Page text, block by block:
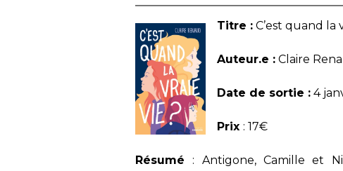
Titre : C’est quand la
Auteur.e : Claire
Date de sortie : 4
Prix : 17€
Résumé : Antigone, Camille et